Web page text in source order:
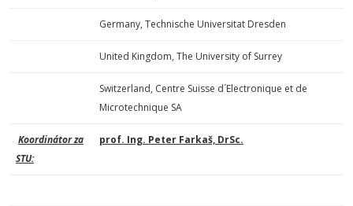
Germany, Technische Universitat Dresden
United Kingdom, The University of Surrey
Switzerland, Centre Suisse d´Electronique et de
Microtechnique SA
Koordinátor za
STU:
prof. Ing. Peter Farkaš, DrSc.